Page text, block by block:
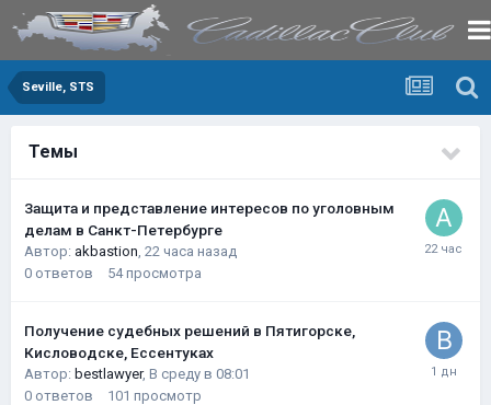
Seville, STS
Темы
Защита и представление интересов по уголовным
делам в Санкт-Петербурге
Автор: akbastion, 22 часа назад
0 ответов 54 просмотра
Получение судебных решений в Пятигорске,
Кисловодске, Ессентуках
Автор: bestlawyer, В среду в 08:01
0 ответов 101 просмотр